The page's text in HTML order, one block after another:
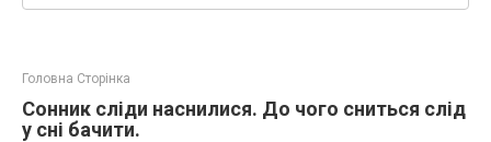
Головна Сторінка
Сонник сліди наснилися. До чого сниться слід
у сні бачити.